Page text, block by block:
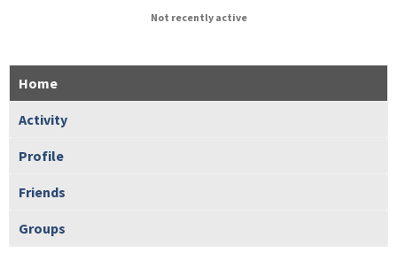
Not recently active
Home
Activity
Profile
Friends
Groups